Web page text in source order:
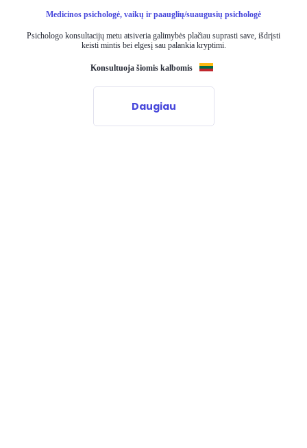
Medicinos psichologė, vaikų ir paauglių/suaugusių psichologė
Psichologo konsultacijų metu atsiveria galimybės plačiau suprasti save, išdrįsti
keisti mintis bei elgesį sau palankia kryptimi.
Konsultuoja šiomis kalbomis
Daugiau